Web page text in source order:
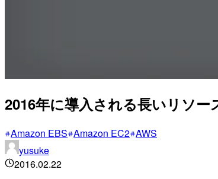
2016年に導入される長いリソ
Amazon EBS Amazon EC2 AWS
yusuke
2016.02.22